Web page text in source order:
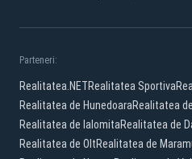
Parteneri:
Realitatea.NETRealitatea Sportiva
Realitatea de HunedoaraRealitatea
Realitatea de IalomitaRealitatea de
Realitatea de OltRealitatea de